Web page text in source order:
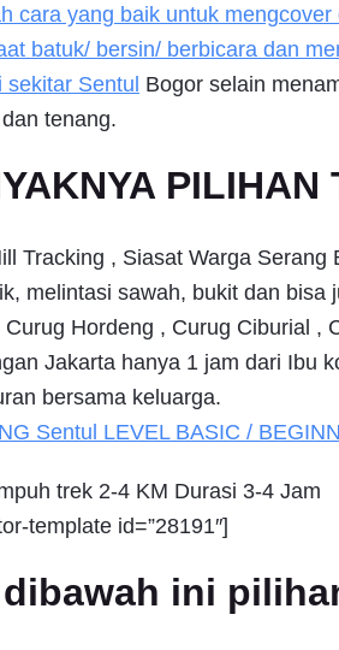
cara yang baik untuk
batuk/ bersin/ berbicara dan
sekitar Sentul Bogor selain
tenang.
PILIHAN
Tracking , Siasat Warga
melintasi sawah, bukit dan bisa
Curug Hordeng , Curug Ciburial ,
Jakarta hanya 1 jam dari Ibu
bersama keluarga.
Sentul LEVEL BASIC /
trek 2-4 KM Durasi 3-4 Jam
template id=”28191″]
ini